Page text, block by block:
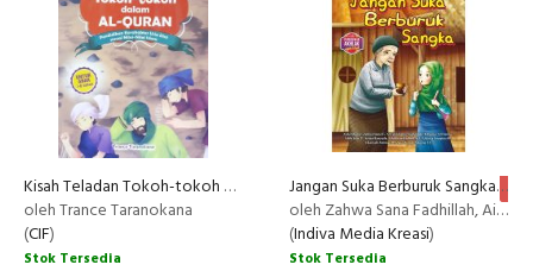
Kisah Teladan Tokoh-tokoh dalam Al-Quran
oleh Trance Taranokana
(CIF)
Stok Tersedia
Jangan Suka Berburuk Sangka
oleh Zahwa Sana Fadhillah, Aida Shazie, Al Fatikhahu Syahadah, Alifa Suci Parameswati, Arina Rasyada, Ghi
(Indiva Media Kreasi)
Stok Tersedia